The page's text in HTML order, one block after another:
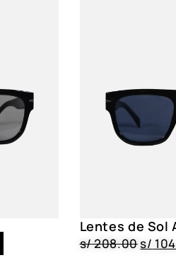
Lentes de Sol
s/208.00s/